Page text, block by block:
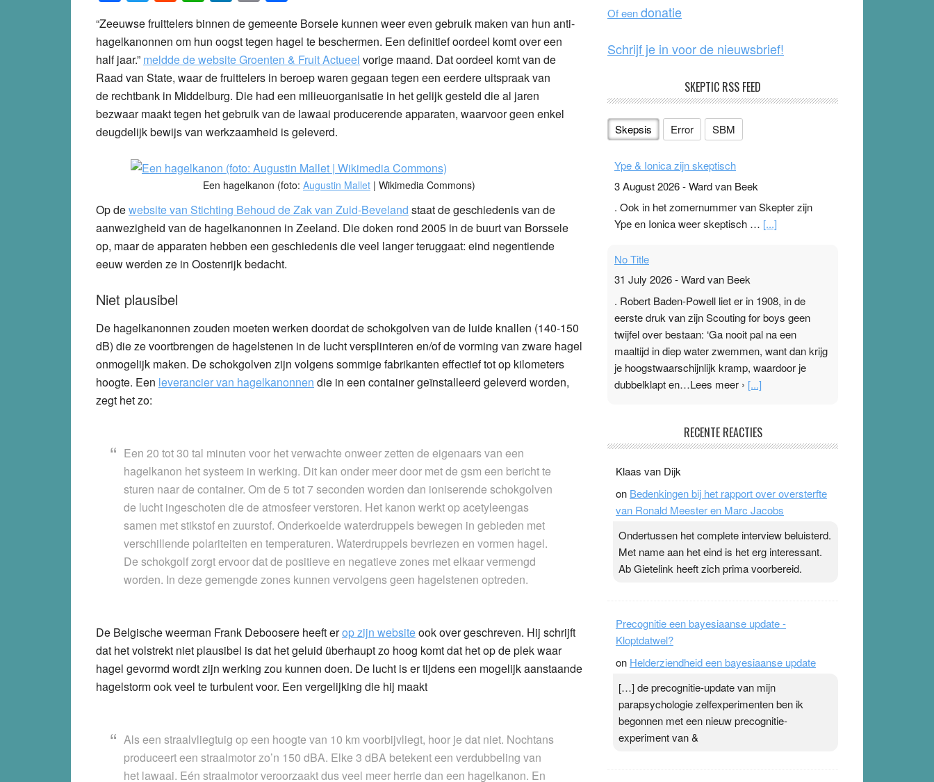
“Zeeuwse fruittelers binnen de gemeente Borsele kunnen weer even gebruik maken van hun anti-
hagelkanonnen om hun oogst tegen hagel te beschermen. Een definitief oordeel komt over een
half jaar.” meldde de website Groenten & Fruit Actueel vorige maand. Dat oordeel komt van de
Raad van State, waar de fruittelers in beroep waren gegaan tegen een eerdere uitspraak van
de rechtbank in Middelburg. Die had een milieuorganisatie in het gelijk gesteld die al jaren
bezwaar maakt tegen het gebruik van de lawaai producerende apparaten, waarvoor geen enkel
deugdelijk bewijs van werkzaamheid is geleverd.
Een hagelkanon (foto: Augustin Mallet | Wikimedia Commons)
Op dewebsite van Stichting Behoud de Zak van Zuid-Beveland staat de geschiedenis van de
aanwezigheid van de hagelkanonnen in Zeeland. Die doken rond 2005 in de buurt van Borssele
op, maar de apparaten hebben een geschiedenis die veel langer teruggaat: eind negentiende
eeuw werden ze in Oostenrijk bedacht.
Niet plausibel
De hagelkanonnen zouden moeten werken doordat de schokgolven van de luide knallen (140-150
dB) die ze voortbrengen de hagelstenen in de lucht versplinteren en/of de vorming van zware hagel
onmogelijk maken. De schokgolven zijn volgens sommige fabrikanten effectief tot op kilometers
hoogte. Een leverancier van hagelkanonnen die in een container geïnstalleerd geleverd worden,
zegt het zo:
Een 20 tot 30 tal minuten voor het verwachte onweer zetten de eigenaars van een
hagelkanon het systeem in werking. Dit kan onder meer door met de gsm een bericht te
sturen naar de container. Om de 5 tot 7 seconden worden dan ioniserende schokgolven
de lucht ingeschoten die de atmosfeer verstoren. Het kanon werkt op acetyleengas
samen met stikstof en zuurstof. Onderkoelde waterdruppels bewegen in gebieden met
verschillende polariteiten en temperaturen. Waterdruppels bevriezen en vormen hagel.
De schokgolf zorgt ervoor dat de positieve en negatieve zones met elkaar vermengd
worden. In deze gemengde zones kunnen vervolgens geen hagelstenen optreden.
De Belgische weerman Frank Deboosere heeft erop zijn websiteook over geschreven. Hij schrijft
dat het volstrekt niet plausibel is dat het geluid überhaupt zo hoog komt dat het op de plek waar
hagel gevormd wordt zijn werking zou kunnen doen. De lucht is er tijdens een mogelijk aanstaande
hagelstorm ook veel te turbulent voor. Een vergelijking die hij maakt
Als een straalvliegtuig op een hoogte van 10 km voorbijvliegt, hoor je dat niet. Nochtans
produceert een straalmotor zo’n 150 dBA. Elke 3 dBA betekent een verdubbeling van
het lawaai. Eén straalmotor veroorzaakt dus veel meer herrie dan een hagelkanon. En
k
Of eendonatie
Schrijf je in voor de nieuwsbrief!
SKEPTIC RSS FEED
Skepsis Error SBM
Ype & Ionica zijn skeptisch
3 August 2026-Ward van Beek
. Ook in het zomernummer van Skepter zijn
Ype en Ionica weer skeptisch … [...]
No Title
31 July 2026-Ward van Beek
. Robert Baden-Powell liet er in 1908, in de
eerste druk van zijn Scouting for boys geen
twijfel over bestaan: ‘Ga nooit pal na een
maaltijd in diep water zwemmen, want dan krijg
je hoogstwaarschijnlijk kramp, waardoor je
dubbelklapt en…Lees meer › [...]
Ward van Beek
topsporters. Ze hopen ermee hun hartslag te
verlagen terwijl ze meer zuurstof opnemen.
Daarop heeft zo’n pleister geen effect. Maar het
zijn. Door…Lees meer Pleisterplakkers in de
topspsort › [...]
RECENTE REACTIES
Klaas van Dijk
on Bedenkingen bij het rapport over oversterfte
van Ronald Meester en Marc Jacobs
Ondertussen het complete interview beluisterd.
Met name aan het eind is het erg interessant.
Ab Gietelink heeft zich prima voorbereid.
Precognitie een bayesiaanse update -
Kloptdatwel?
on Helderziendheid een bayesiaanse update
[…] de precognitie-update van mijn
parapsychologie zelfexperimenten ben ik
begonnen met een nieuw precognitie-
experiment van &